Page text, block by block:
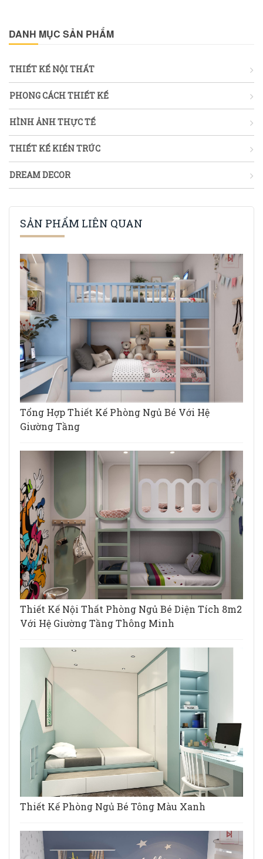
DANH MỤC SẢN PHẨM
THIẾT KẾ NỘI THẤT
PHONG CÁCH THIẾT KẾ
HÌNH ẢNH THỰC TẾ
THIẾT KẾ KIẾN TRÚC
DREAM DECOR
SẢN PHẨM LIÊN QUAN
Tổng Hợp Thiết Kế Phòng Ngủ Bé Với Hệ
Giường Tầng
Thiết Kế Nội Thất Phòng Ngủ Bé Diện Tích 8m2
Với Hệ Giường Tầng Thông Minh
Thiết Kế Phòng Ngủ Bé Tông Màu Xanh